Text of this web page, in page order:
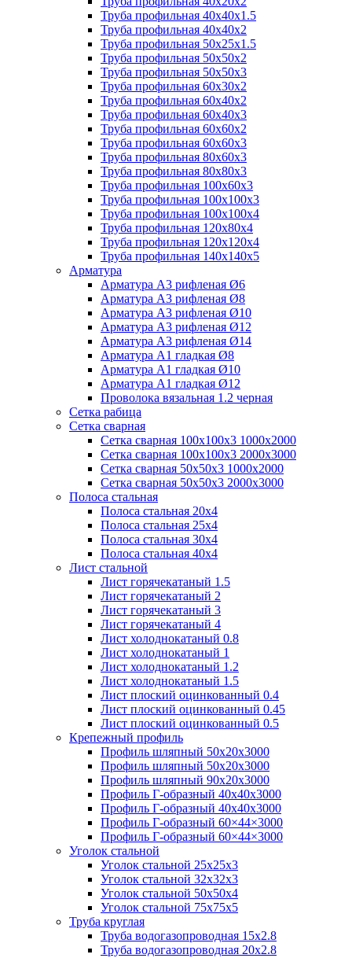
Труба профильная 40х40х1.5
Труба профильная 40х40х2
Труба профильная 50х25х1.5
Труба профильная 50х50х2
Труба профильная 50х50х3
Труба профильная 60х30х2
Труба профильная 60х40х2
Труба профильная 60х40х3
Труба профильная 60х60х2
Труба профильная 60х60х3
Труба профильная 80х60х3
Труба профильная 80х80х3
Труба профильная 100х60х3
Труба профильная 100х100х3
Труба профильная 100х100х4
Труба профильная 120х80х4
Труба профильная 120х120х4
Труба профильная 140х140х5
Арматура
Арматура А3 рифленая Ø6
Арматура А3 рифленая Ø8
Арматура А3 рифленая Ø10
Арматура А3 рифленая Ø12
Арматура А3 рифленая Ø14
Арматура А1 гладкая Ø8
Арматура А1 гладкая Ø10
Арматура А1 гладкая Ø12
Проволока вязальная 1.2 черная
Cетка рабица
Сетка сварная
Сетка сварная 100х100х3 1000х2000
Сетка сварная 100х100х3 2000х3000
Сетка сварная 50х50х3 1000х2000
Сетка сварная 50х50х3 2000х3000
Полоса стальная
Полоса стальная 20х4
Полоса стальная 25х4
Полоса стальная 30х4
Полоса стальная 40х4
Лист стальной
Лист горячекатаный 1.5
Лист горячекатаный 2
Лист горячекатаный 3
Лист горячекатаный 4
Лист холоднокатаный 0.8
Лист холоднокатаный 1
Лист холоднокатаный 1.2
Лист холоднокатаный 1.5
Лист плоский оцинкованный 0.4
Лист плоский оцинкованный 0.45
Лист плоский оцинкованный 0.5
Крепежный профиль
Профиль шляпный 50х20х3000
Профиль шляпный 50х20х3000
Профиль шляпный 90х20х3000
Профиль Г-образный 40х40х3000
Профиль Г-образный 40х40х3000
Профиль Г-образный 60×44×3000
Профиль Г-образный 60×44×3000
Уголок стальной
Уголок стальной 25х25х3
Уголок стальной 32х32х3
Уголок стальной 50х50х4
Уголок стальной 75х75х5
Труба круглая
Труба водогазопроводная 15х2.8
Труба водогазопроводная 20х2.8